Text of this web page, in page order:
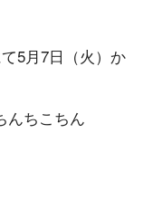
5月7日（火）か
んちこちん